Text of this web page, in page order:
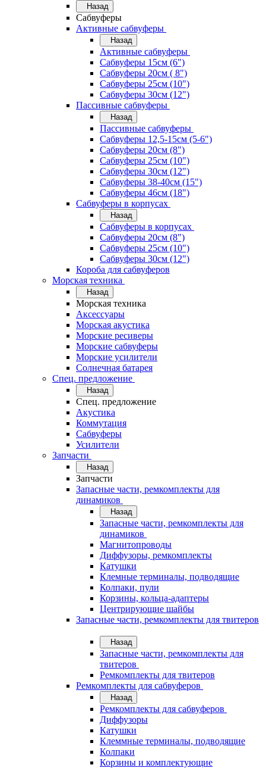
Назад
Сабвуферы
Активные сабвуферы
Назад
Активные сабвуферы
Сабвуферы 15см (6")
Сабвуферы 20см ( 8")
Сабвуферы 25см (10")
Сабвуферы 30см (12")
Пассивные сабвуферы
Назад
Пассивные сабвуферы
Сабвуферы 12,5-15см (5-6")
Сабвуферы 20см (8")
Сабвуферы 25см (10")
Сабвуферы 30см (12")
Сабвуферы 38-40см (15")
Сабвуферы 46см (18")
Сабвуферы в корпусах
Назад
Сабвуферы в корпусах
Сабвуферы 20см (8")
Сабвуферы 25см (10")
Сабвуферы 30см (12")
Короба для сабвуферов
Морская техника
Назад
Морская техника
Аксессуары
Морская акустика
Морские ресиверы
Морские сабвуферы
Морские усилители
Солнечная батарея
Спец. предложение
Назад
Спец. предложение
Акустика
Коммутация
Сабвуферы
Усилители
Запчасти
Назад
Запчасти
Запасные части, ремкомплекты для
динамиков
Назад
Запасные части, ремкомплекты для
динамиков
Магнитопроводы
Диффузоры, ремкомплекты
Катушки
Клемные терминалы, подводящие
Колпаки, пули
Корзины, кольца-адаптеры
Центрирующие шайбы
Запасные части, ремкомплекты для твитеров
Назад
Запасные части, ремкомплекты для
твитеров
Ремкомплекты для твитеров
Ремкомплекты для сабвуферов
Назад
Ремкомплекты для сабвуферов
Диффузоры
Катушки
Клеммные терминалы, подводящие
Колпаки
Корзины и комплектующие